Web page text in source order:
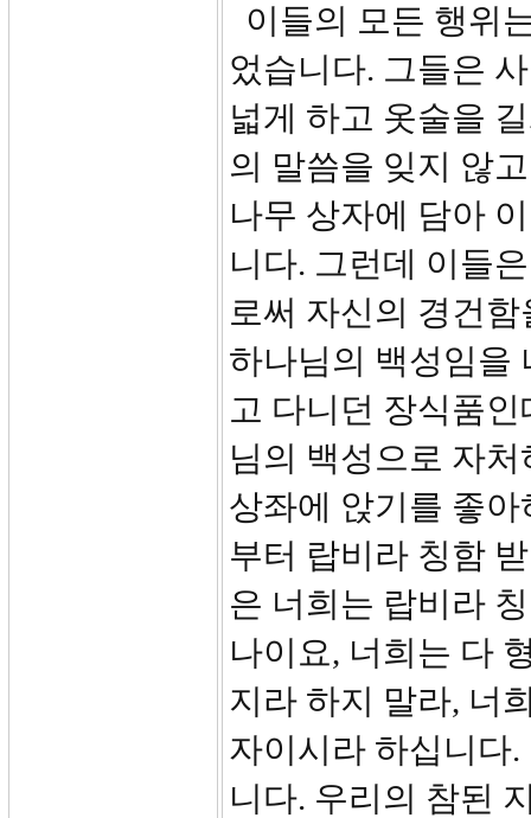
이들의 모든 행위
었습니다. 그들은
넓게 하고 옷술을
의 말씀을 잊지 않
나무 상자에 담아
니다. 그런데 이들
로써 자신의 경건
하나님의 백성임을
고 다니던 장식품
님의 백성으로 자
상좌에 앉기를 좋
부터 랍비라 칭함
은 너희는 랍비라
나이요, 너희는 다
지라 하지 말라, 너
자이시라 하십니다
니다. 우리의 참된